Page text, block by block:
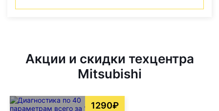
Акции и скидки техцентра
Mitsubishi
1290₽